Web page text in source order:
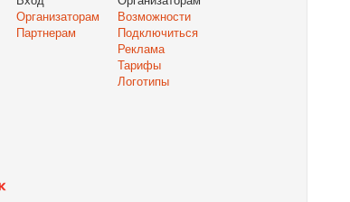
Организаторам
Партнерам
Возможности
Подключиться
Реклама
Тарифы
Логотипы